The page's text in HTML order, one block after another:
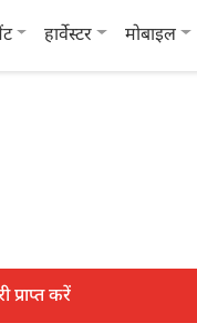
हार्वेस्टर मोबाइल
प्राप्त करें